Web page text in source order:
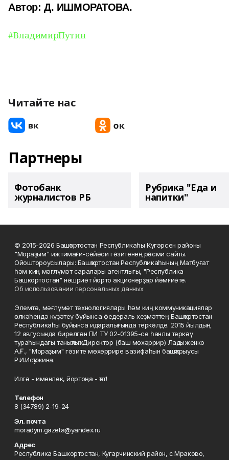
Автор: Д. ИШМОРАТОВА.
#ВладимирПутин
Читайте нас
Партнеры
Фотобанк
журналистов РБ
Рубрика "Еда и
напитки"
© 2015-2026 Башҡортостан Республикаһы Күгәрсен районы
"Мораҙым" ижтимағи-сәйәси гәзитенең рәсми сайты.
Ойоштороусылары: Башҡортостан Республикаһының Матбуғат
һәм киң мәғлүмәт саралары агентлығы, "Республика
Башкортостан" нәшриәт йорто акционерҙар йәмғиәте.
Об использовании персональных данных
Элемтә, мәғлүмәт технологиялары һәм киң коммуникациялар
өлкәһендә күҙәтеү буйынса федераль хеҙмәттең Башҡортостан
Республикаһы буйынса идаралығында теркәлде. 2015 йылдың
12 авгусында бирелгән ПИ ТУ 02-01395-се һанлы теркәү
тураһындағы таныҡлыҡ. Директор (баш мөхәррир) Ладыженко
А.Ғ., "Мораҙым" гәзите мөхәррире вазифаһын башҡарыусы
Р.И.Исҡужина.
Илгә - именлек, йортоңа - ҡот!
Телефон
8 (34789) 2-19-24
Эл. почта
moradym.gazeta@yandex.ru
Адрес
Республика Башкортостан, Кугарчинский район, с.Мраково,